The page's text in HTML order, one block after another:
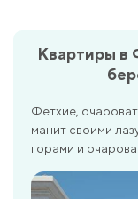
Квартиры в
Фетхие,
манит своими
горами и